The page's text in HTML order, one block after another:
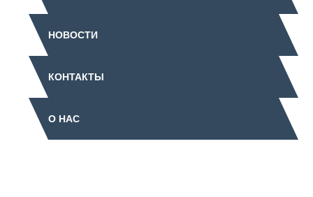
НОВОСТИ
КОНТАКТЫ
О НАС